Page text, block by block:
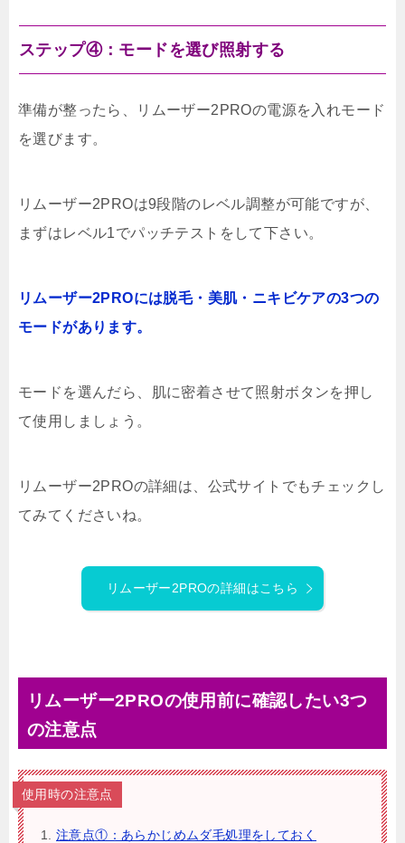
ステップ④：モードを選び照射する
準備が整ったら、リムーザー2PROの電源を入れモード
を選びます。
リムーザー2PROは9段階のレベル調整が可能ですが、
まずはレベル1でパッチテストをして下さい。
リムーザー2PROには脱毛・美肌・ニキビケアの3つの
モードがあります。
モードを選んだら、肌に密着させて照射ボタンを押し
て使用しましょう。
リムーザー2PROの詳細は、公式サイトでもチェックし
てみてくださいね。
リムーザー2PROの詳細はこちら
リムーザー2PROの使用前に確認したい3つ
の注意点
使用時の注意点
注意点①：あらかじめムダ毛処理をしておく